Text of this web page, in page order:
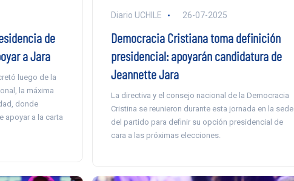
de
a Jara
luego de la
la máxima
donde
apoyar a la carta
Diario UCHILE 26-07-2025
Democracia Cristiana toma definición
presidencial: apoyarán candidatura de
Jeannette Jara
La directiva y el consejo nacional de la Democracia
Cristina se reunieron durante esta jornada en la sede
del partido para definir su opción presidencial de
cara a las próximas elecciones.